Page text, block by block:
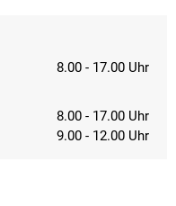
8.00 - 17.00 Uhr
8.00 - 17.00 Uhr
9.00 - 12.00 Uhr